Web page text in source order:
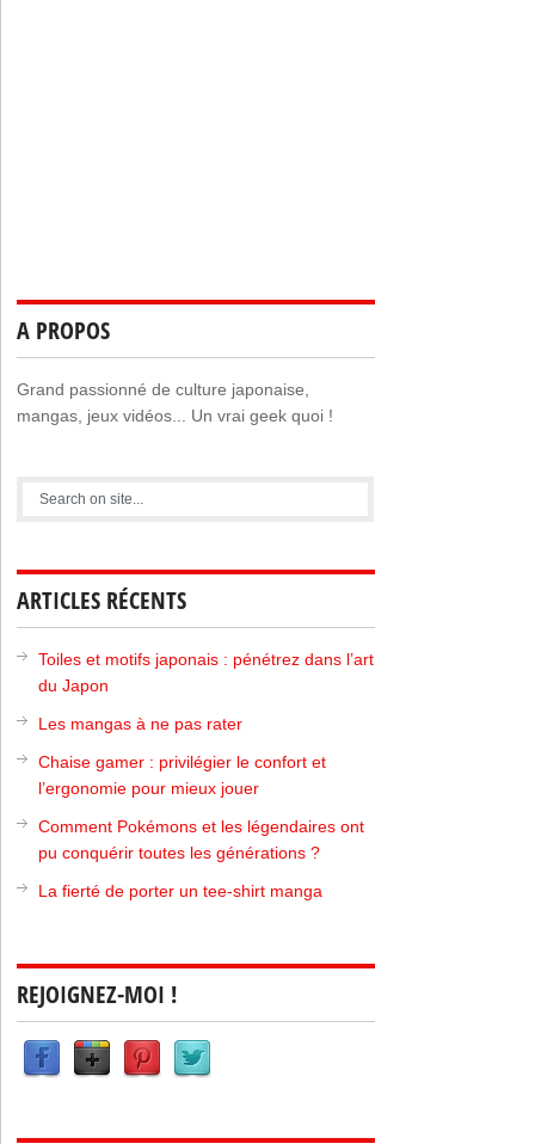
A PROPOS
Grand passionné de culture japonaise,
mangas, jeux vidéos... Un vrai geek quoi !
ARTICLES RÉCENTS
Toiles et motifs japonais : pénétrez dans l’art
du Japon
Les mangas à ne pas rater
Chaise gamer : privilégier le confort et
l’ergonomie pour mieux jouer
Comment Pokémons et les légendaires ont
pu conquérir toutes les générations ?
La fierté de porter un tee-shirt manga
REJOIGNEZ-MOI !